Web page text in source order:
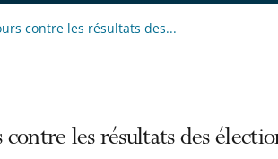
contre les résultats des...
les résultats des